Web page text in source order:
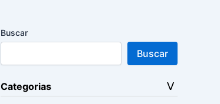
Buscar
Buscar
Categorias